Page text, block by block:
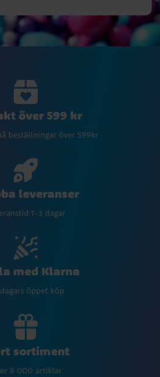
över 599 kr
beställningar över 599kr
leveranser
1-3 dagar
med Klarna
öppet köp
sortiment
9 000 artiklar